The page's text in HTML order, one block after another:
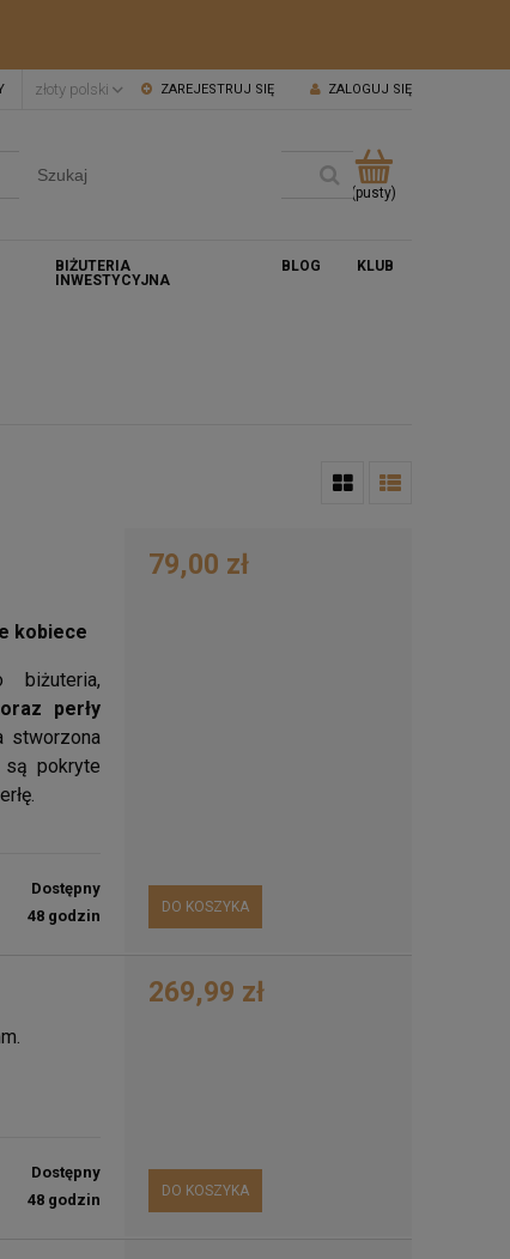
ZAREJESTRUJ SIĘ ZALOGUJ SIĘ
(pusty)
BIŻUTERIA
INWESTYCYJNA
BLOG KLUB
kobiece
perły
stworzona
są pokryte
Dostępny
48 godzin
79,00 zł
DO KOSZYKA
Dostępny
48 godzin
269,99 zł
DO KOSZYKA